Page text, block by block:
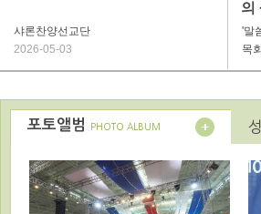
샤론찬양선교단
2026-05-03
의
'말
목
포토앨범 PHOTO ALBUM